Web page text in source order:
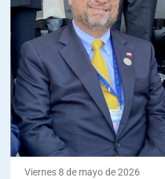
Viernes 8 de mayo de 2026